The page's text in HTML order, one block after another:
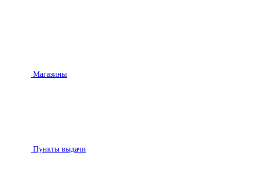
Магазины
Пункты выдачи